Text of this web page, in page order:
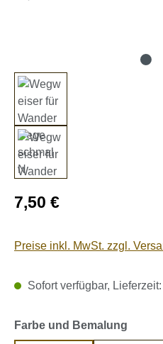
Regulärer Preis:
7,50 €
Preise inkl. MwSt. zzgl.
Sofort verfügbar,
Farbe und Bemalung